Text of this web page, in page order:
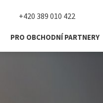
+420 389 010 422
PRO OBCHODNÍ PARTNERY